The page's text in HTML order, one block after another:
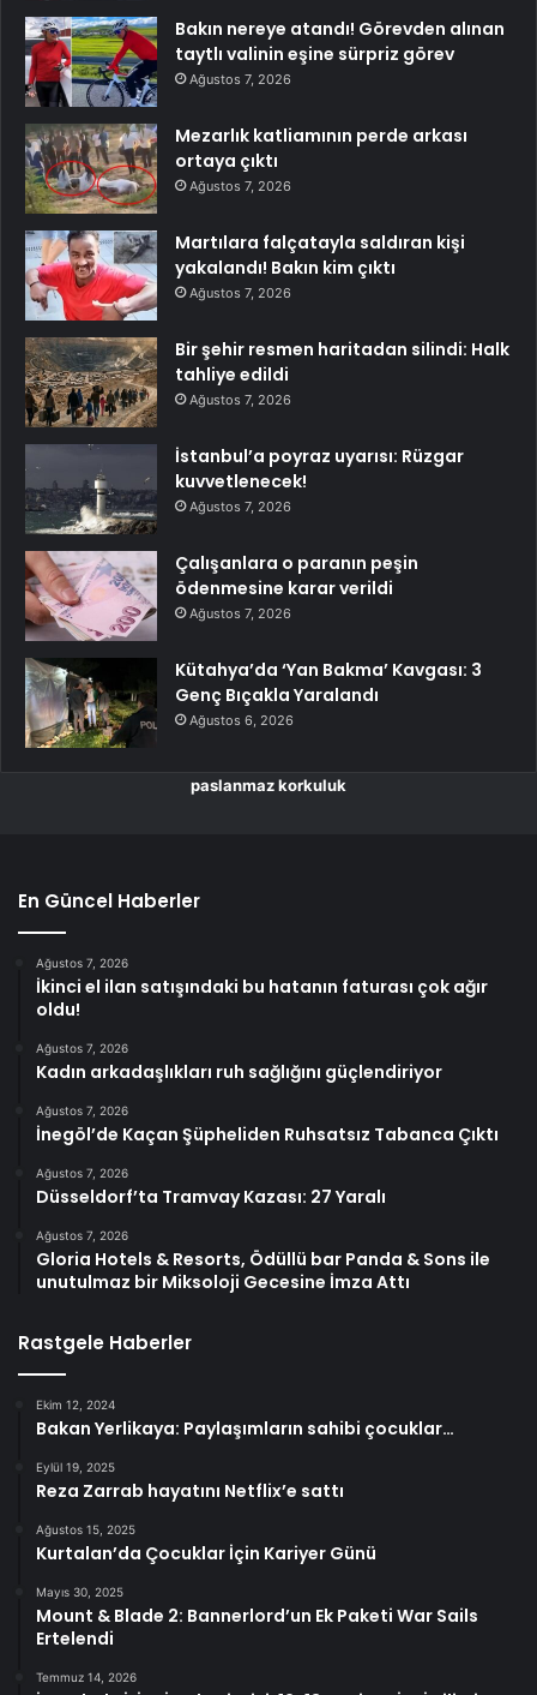
Bakın nereye atandı! Görevden alınan
taytlı valinin eşine sürpriz görev
Ağustos 7, 2026
Mezarlık katliamının perde arkası
ortaya çıktı
Ağustos 7, 2026
Martılara falçatayla saldıran kişi
yakalandı! Bakın kim çıktı
Ağustos 7, 2026
Bir şehir resmen haritadan silindi: Halk
tahliye edildi
Ağustos 7, 2026
İstanbul’a poyraz uyarısı: Rüzgar
kuvvetlenecek!
Ağustos 7, 2026
Çalışanlara o paranın peşin
ödenmesine karar verildi
Ağustos 7, 2026
Kütahya’da ‘Yan Bakma’ Kavgası: 3
Genç Bıçakla Yaralandı
Ağustos 6, 2026
paslanmaz korkuluk
En Güncel Haberler
Ağustos 7, 2026
İkinci el ilan satışındaki bu hatanın faturası çok ağır
oldu!
Ağustos 7, 2026
Kadın arkadaşlıkları ruh sağlığını güçlendiriyor
Ağustos 7, 2026
İnegöl’de Kaçan Şüpheliden Ruhsatsız Tabanca Çıktı
Ağustos 7, 2026
Düsseldorf’ta Tramvay Kazası: 27 Yaralı
Ağustos 7, 2026
Gloria Hotels & Resorts, Ödüllü bar Panda & Sons ile
unutulmaz bir Miksoloji Gecesine İmza Attı
Rastgele Haberler
Ekim 12, 2024
Bakan Yerlikaya: Paylaşımların sahibi çocuklar…
Eylül 19, 2025
Reza Zarrab hayatını Netflix’e sattı
Ağustos 15, 2025
Kurtalan’da Çocuklar İçin Kariyer Günü
Mayıs 30, 2025
Mount & Blade 2: Bannerlord’un Ek Paketi War Sails
Ertelendi
Temmuz 14, 2026